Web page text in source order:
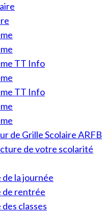
TT Info
TT Info
de Grille Scolaire ARFB
de votre scolarité
la journée
de rentrée
classes